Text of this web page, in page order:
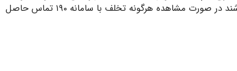
پیوست افزود: مردم محترم شهرستان دنا در نظر داشته باشند در صورت مشاهده هرگونه تخلف با سامانه ۱۹۰ تماس حاصل